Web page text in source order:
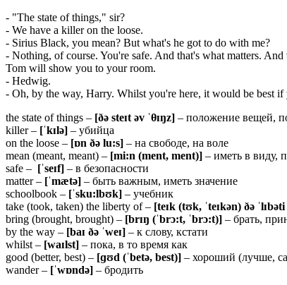
- "The state of things," sir?
- We have a killer on the loose.
- Sirius Black, you mean? But what's he got to do with me?
- Nothing, of course. You're safe. And that's what matters.
Tom will show you to your room.
- Hedwig.
- Oh, by the way, Harry. Whilst you're here, it would be best if
the state of things – [ðə steɪt əv ˈθɪŋz] – положение вещей,
killer – [ˈkɪlə] – убийца
on the loose – [ɒn ðə lu:s] – на свободе, на воле
mean (meant, meant) – [mi:n (ment, ment)] – иметь в виду,
safe – [ˈseɪf] – в безопасности
matter – [ˈmætə] – быть важным, иметь значение
schoolbook – [ˈsku:lbʊk] – учебник
take (took, taken) the liberty of – [teɪk (tʊk, ˈteɪkən) ðə
bring (brought, brought) – [brɪŋ (ˈbrɔ:t, ˈbrɔ:t)] – брать,
by the way – [baɪ ðə ˈweɪ] – к слову, кстати
whilst – [waɪlst] – пока, в то время как
good (better, best) – [ɡʊd (ˈbetə, best)] – хороший (лучше,
wander – [ˈwɒndə] – бродить